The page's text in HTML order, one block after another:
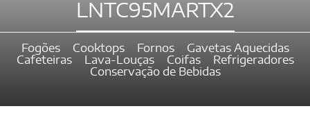
LNTC95MARTX2
Fogões Cooktops Fornos
Gavetas Aquecidas
Cafeteiras
Lava-Louças Coifas
Refrigeradores
Conservação de Bebidas